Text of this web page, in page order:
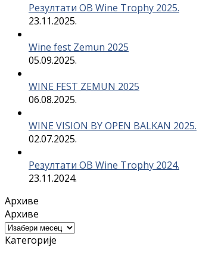
Резултати OB Wine Trophy 2025.
23.11.2025.
Wine fest Zemun 2025
05.09.2025.
WINE FEST ZEMUN 2025
06.08.2025.
WINE VISION BY OPEN BALKAN 2025.
02.07.2025.
Резултати OB Wine Trophy 2024.
23.11.2024.
Архиве
Архиве
Категорије